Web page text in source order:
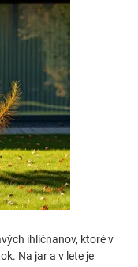
ihličnanov, ktoré v
Na jar a v lete je